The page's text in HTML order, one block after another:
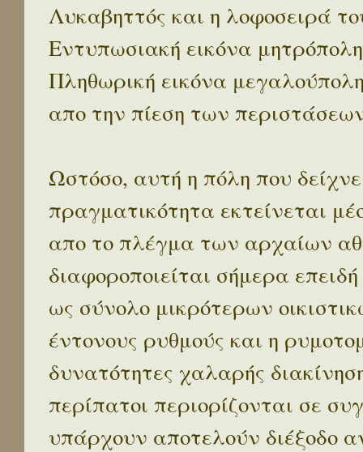
Λυκαβηττός και η λοφοσειρά
Εντυπωσιακή εικόνα
Πληθωρική εικόνα
απο την πίεση των
Ωστόσο, αυτή η πόλη που
πραγματικότητα εκτείνεται
απο το πλέγμα των αρχαίων
διαφοροποιείται σήμερα
ως σύνολο μικρότερων
έντονους ρυθμούς και η
δυνατότητες χαλαρής
περίπατοι περιορίζονται σε
υπάρχουν αποτελούν διέξοδο